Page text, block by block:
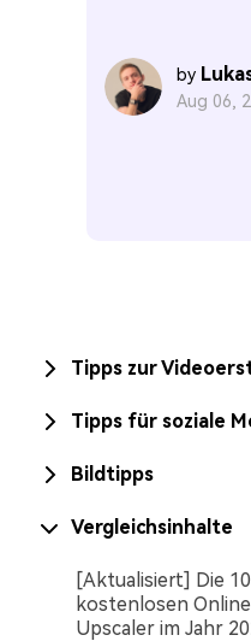
by
Aug 06,
Tipps zur
Tipps für soziale
Bildtipps
Vergleichsinhalte
[Aktualisiert] Die
kostenlosen
Upscaler im Jahr